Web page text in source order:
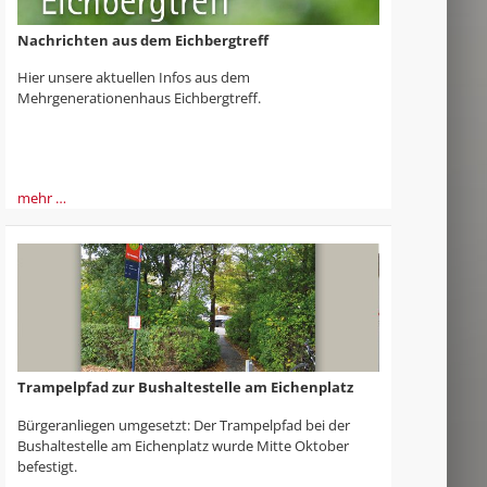
Nachrichten aus dem Eichbergtreff
Hier unsere aktuellen Infos aus dem
Mehrgenerationenhaus Eichbergtreff.
mehr …
Trampelpfad zur Bushaltestelle am Eichenplatz
Bürgeranliegen umgesetzt: Der Trampelpfad bei der
Bushaltestelle am Eichenplatz wurde Mitte Oktober
befestigt.